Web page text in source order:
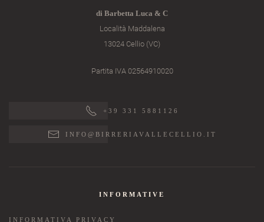
di Barbetta Luca & C
Località Maddalena
13024 Cellio (VC)
Partita IVA 02564910020
+39 331 5881126
INFO@BIRRERIAVALLECELLIO.IT
INFORMATIVE
INFORMATIVA PRIVACY